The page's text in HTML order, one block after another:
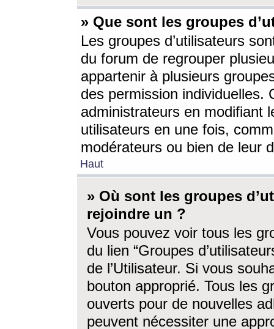
» Que sont les groupes
Les groupes d’utilisateurs
du forum de regrouper
appartenir à plusieurs
des permission individuelles.
administrateurs en modifiant
utilisateurs en une fois,
modérateurs ou bien de leur
Haut
» Où sont les groupes
rejoindre un ?
Vous pouvez voir tous les
du lien “Groupes
de l’Utilisateur. Si vous
bouton approprié. Tous les
ouverts pour de nouvelles
peuvent nécessiter une